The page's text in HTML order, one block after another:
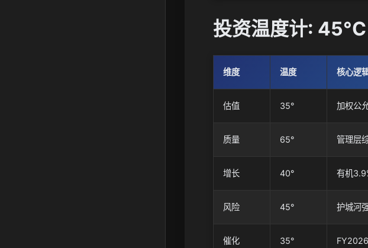
投资温度计: 45°C
维度 温度 核心逻
估值 35° 加权公
质量 65° 管理层
增长 40° 有机
风险 45° 护城河
催化 35°